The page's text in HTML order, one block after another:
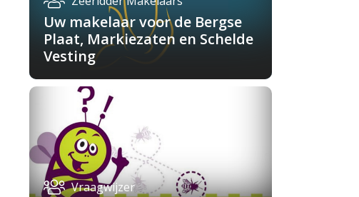
Uw makelaar voor de Bergse
Plaat, Markiezaten en Schelde
Vesting
Vraagwijzer